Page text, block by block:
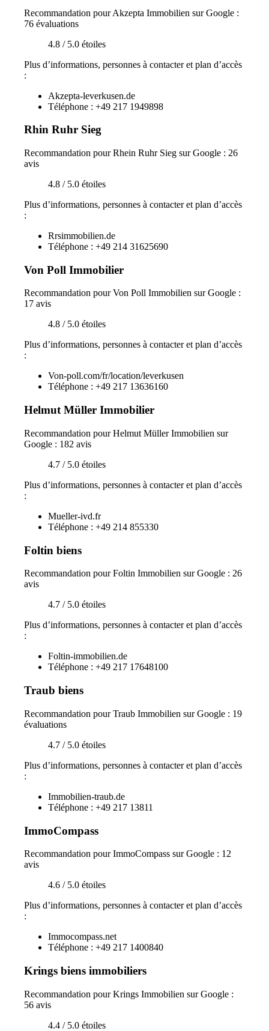
Recommandation pour Akzepta Immobilien sur Google :
76 évaluations
4.8 / 5.0 étoiles
Plus d’informations, personnes à contacter et plan d’accès
:
Akzepta-leverkusen.de
Téléphone : +49 217 1949898
Rhin Ruhr Sieg
Recommandation pour Rhein Ruhr Sieg sur Google : 26
avis
4.8 / 5.0 étoiles
Plus d’informations, personnes à contacter et plan d’accès
:
Rrsimmobilien.de
Téléphone : +49 214 31625690
Von Poll Immobilier
Recommandation pour Von Poll Immobilien sur Google :
17 avis
4.8 / 5.0 étoiles
Plus d’informations, personnes à contacter et plan d’accès
:
Von-poll.com/fr/location/leverkusen
Téléphone : +49 217 13636160
Helmut Müller Immobilier
Recommandation pour Helmut Müller Immobilien sur
Google : 182 avis
4.7 / 5.0 étoiles
Plus d’informations, personnes à contacter et plan d’accès
:
Mueller-ivd.fr
Téléphone : +49 214 855330
Foltin biens
Recommandation pour Foltin Immobilien sur Google : 26
avis
4.7 / 5.0 étoiles
Plus d’informations, personnes à contacter et plan d’accès
:
Foltin-immobilien.de
Téléphone : +49 217 17648100
Traub biens
Recommandation pour Traub Immobilien sur Google : 19
évaluations
4.7 / 5.0 étoiles
Plus d’informations, personnes à contacter et plan d’accès
:
Immobilien-traub.de
Téléphone : +49 217 13811
ImmoCompass
Recommandation pour ImmoCompass sur Google : 12
avis
4.6 / 5.0 étoiles
Plus d’informations, personnes à contacter et plan d’accès
:
Immocompass.net
Téléphone : +49 217 1400840
Krings biens immobiliers
Recommandation pour Krings Immobilien sur Google :
56 avis
4.4 / 5.0 étoiles